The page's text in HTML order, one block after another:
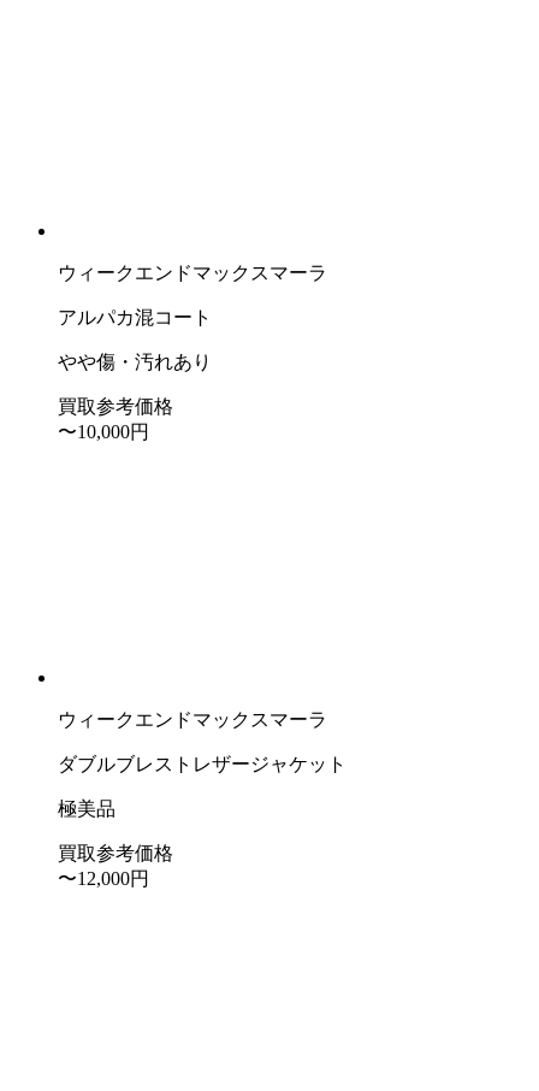
ウィークエンドマックスマーラ
アルパカ混コート
やや傷・汚れあり
買取参考価格
〜10,000円
ウィークエンドマックスマーラ
ダブルブレストレザージャケット
極美品
買取参考価格
〜12,000円